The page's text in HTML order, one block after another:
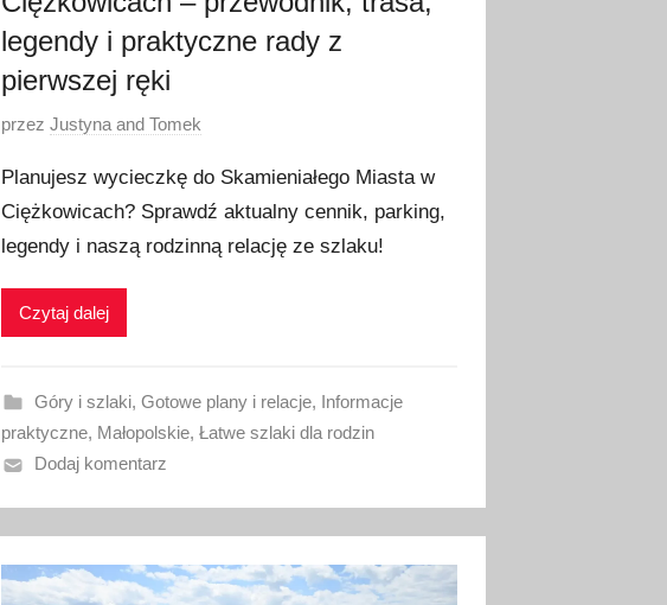
legendy i praktyczne rady z
pierwszej ręki
O
u
b
o
a
n
o
i
przezJustyna and Tomek
Planujesz wycieczkę do Skamieniałego Miasta w
Ciężkowicach? Sprawdź aktualny cennik, parking,
legendy i naszą rodzinną relację ze szlaku!
Czytaj dalej
Góry i szlaki, Gotowe plany i relacje, Informacje
praktyczne, Małopolskie,Łatwe szlaki dla rodzin
Dodaj komentarz